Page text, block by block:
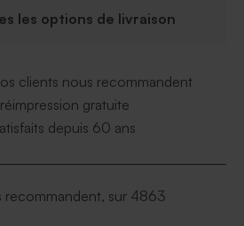
les options de livraison
clients nous recommandent
gratuite
depuis 60 ans
recommandent, sur 4863